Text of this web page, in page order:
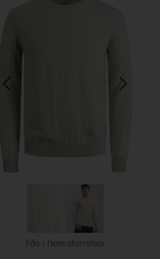
Fås i flere størrelser